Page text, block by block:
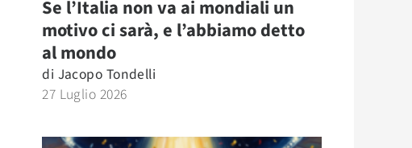
Se l’Italia non va ai mondiali un
motivo ci sarà, e l’abbiamo detto
al mondo
di Jacopo Tondelli
27 Luglio 2026